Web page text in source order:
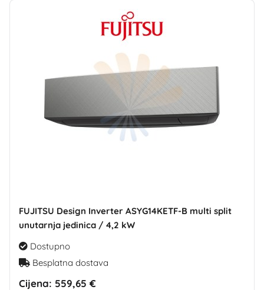
FUJITSU Design Inverter ASYG14KETF-B multi split
unutarnja jedinica / 4,2 kW
Dostupno
Besplatna dostava
Cijena: 559,65 €